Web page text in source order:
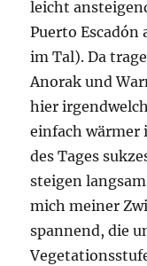
leicht
Puerto Escadón
im Tal). Da
Anorak und
hier
einfach wärmer
des Tages
steigen
mich meiner
spannend, die